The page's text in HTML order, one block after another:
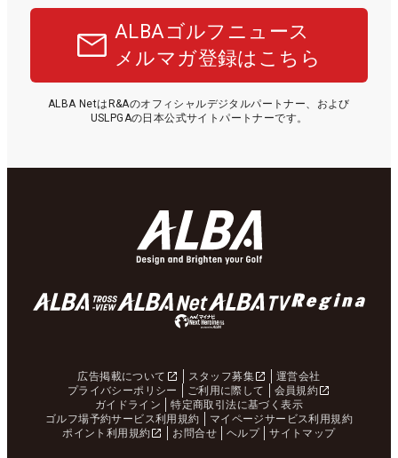
ALBAゴルフニュース
メルマガ登録はこちら
ALBA NetはR&Aのオフィシャルデジタルパートナー、および
USLPGAの日本公式サイトパートナーです。
広告掲載について スタッフ募集
運営会社
プライバシーポリシー
ご利用に際して
会員規約
ガイドライン
特定商取引法に基づく表示
ゴルフ場予約サービス利用規約
マイページサービス利用規約
ポイント利用規約
お問合せ ヘルプ サイトマップ